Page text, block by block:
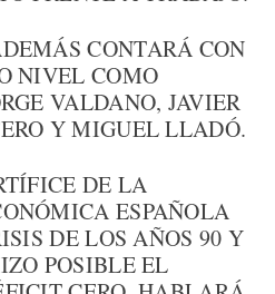
CONTARÁ CON
NIVEL COMO
VALDANO, JAVIER
Y MIGUEL LLADÓ.
DE LA
ESPAÑOLA
DE LOS AÑOS 90 Y
POSIBLE EL